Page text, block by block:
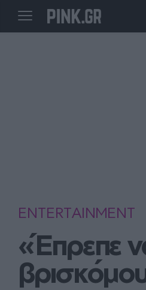
ENTERTAINMENT
«Έπρεπε